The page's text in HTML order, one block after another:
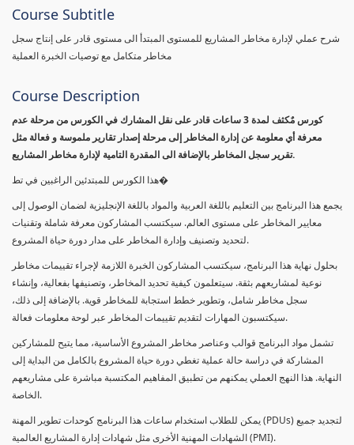
Course Subtitle
شرح عملي لإدارة مخاطر المشاريع للمستوى المبتدأ الى مستوى قادر على إنتاج سجل
مخاطر متكامل مع توصيات الخبرة العملية
Course Description
كورس مٌكثف لمدة 3 ساعات قادر على نقل المشارك في الكورس من مرحلة عدم
معرفة أي معلومة عن إدارة المخاطر إلى مرحلة إصدار تقارير ملموسة و فعالة مثل
تقرير سجل المخاطر بالإضافة الى المقدرة التامية لإدارة مخاطر المشاريع.
هذا الكورس للمبتدئين الراغبين في تط�
يجمع هذا البرنامج بين التعليم باللغة العربية والمواد باللغة الإنجليزية لضمان الوصول إلى
معايير المخاطر على مستوى العالم. سيكتسب المشاركون معرفة شاملة وتقنيات
لتحديد وتصنيف وإدارة المخاطر على مدار دورة حياة المشروع.
بحلول نهاية هذا البرنامج، سيكتسب المشاركون الخبرة اللازمة لإجراء تقييمات مخاطر
نوعية لمشاريعهم بثقة. سيتعلمون كيفية تحديد المخاطر، وتصنيفها بفعالية، وإنشاء
سجل مخاطر شامل، وتطوير خطط استجابة للمخاطر قوية. بالإضافة إلى ذلك،
سيكتسبون المهارات لتقديم تقييمات المخاطر عبر لوحة معلومات فعالة.
تشمل مواد البرنامج قوالب وعناصر مخاطر المشروع الأساسية، مما يتيح للمشاركين
المشاركة في دراسة حالة عملية تغطي دورة حياة المشروع بالكامل من البداية إلى
النهاية. هذا النهج العملي يمكنهم من تطبيق المفاهيم المكتسبة مباشرة على مشاريعهم
الخاصة.
يمكن للطلاب استخدام ساعات هذا البرنامج كوحدات تطوير المهنة (PDUs) لتجديد جميع
الشهادات المهنية الأخرى مثل شهادات إدارة المشاريع العالمية (PMI).